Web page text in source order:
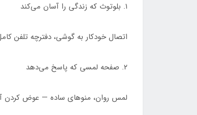
۱. بلوتوث که زندگی را آسان می‌کند
اتصال خودکار به گوشی، دفترچه تلفن
۲. صفحه لمسی که پاسخ می‌دهد
لمس روان، منوهای ساده — عوض کردن